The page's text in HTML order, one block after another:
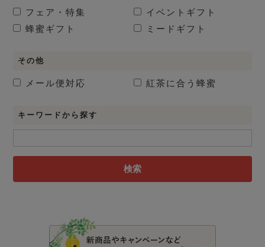
フェア・特集
イベントギフト
蜂蜜ギフト
ミードギフト
その他
メール便対応 紅茶に合う蜂蜜
キーワードから探す
検索